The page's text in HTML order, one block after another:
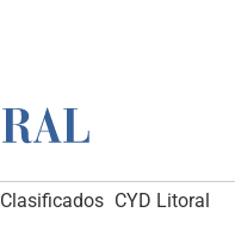
Clasificados CYD Litoral